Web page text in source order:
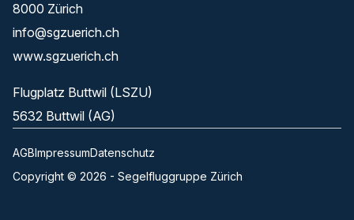
8000 Zürich
info@sgzuerich.ch
www.sgzuerich.ch
Flugplatz Buttwil (LSZU)
5632 Buttwil (AG)
AGBImpressumDatenschutz
Copyright © 2026 - Segelfluggruppe Zürich